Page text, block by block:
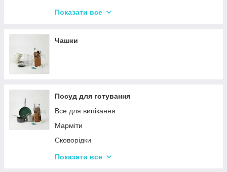
Маслянки
Склянки
Келихи
Показати все
Чашки
Посуд для готування
Все для випікання
Марміти
Сковорідки
Ківші
Показати все